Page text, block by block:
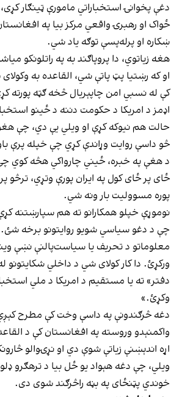
دغې پخوانۍ استخباراتي مامورې ټینګار
ځواک او رهبرۍ واقعي مرکز بیا په
ښکاره او پرله‌پسې توګه یاد شي.
هغه زیاتوي، دا پروپاګند به په راتلونکو
او که رښتیا پټ پاتې شي، القاعده به
کې له نسبي امن چاپېریال څخه ګټه پورته
اډمز د امریکا د حکومت دننه د ځینو
حالت هم نیوکه کړې او ویلي یې دي، چې
څو داسې روایت وړاندې کړي چې خپله پرې
د هغې په خبره، ځیني چارواکي هڅه کوي
ځای پر ځای کول په ایران پورې وتړي، ترڅو
پوره مسوولیت بار ونه شي.
نوموړې خپلو همکارانو ته هم سپارښتنه
چې د دغو سیاسي شویو روایتونو برخه شئ.
معلوماتو د تحریف یا سیاست‌پالنې نښې
ورکړئ. دا کار کولای شي د داخلي شکایتونو
دفتر» ته یا مستقیم د امریکا د ملي
وکړئ.»
دغه څرګندونې په داسې وخت کې مطرح
واکمنېدو وروسته په افغانستان کې د
اړه اندېښنې زیاتې شوې دي او نړۍوالو
ویلي، چې دغه هېواد یو ځل بیا د ترهګرو
خوندي پټنځای په بڼه راڅرګند شوی دی.